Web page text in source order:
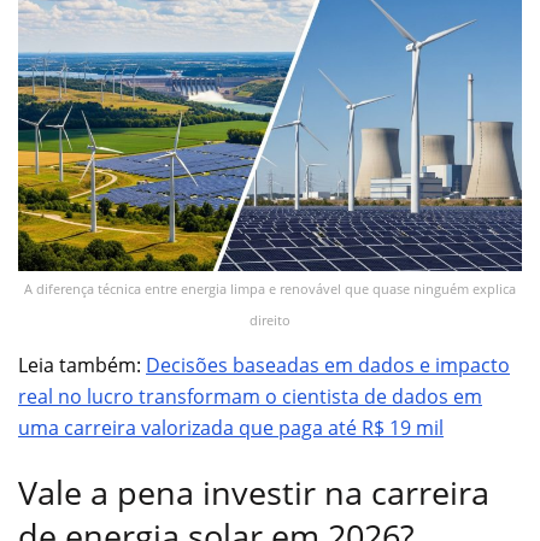
A diferença técnica entre energia limpa e renovável que quase ninguém explica
direito
Leia também: Decisões baseadas em dados e impacto
real no lucro transformam o cientista de dados em
uma carreira valorizada que paga até R$ 19 mil
Vale a pena investir na carreira